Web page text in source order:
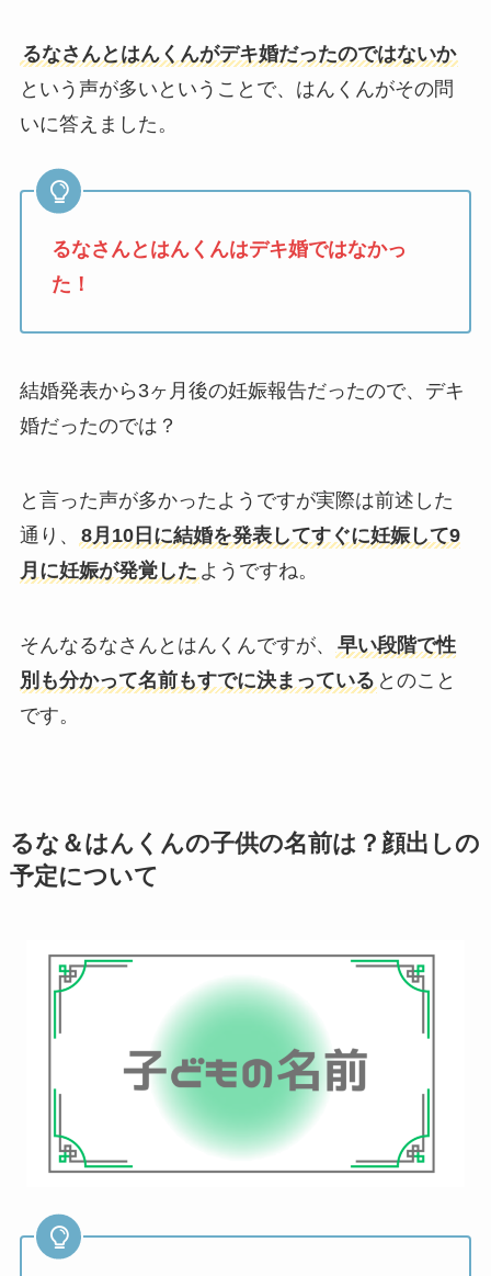
るなさんとはんくんがデキ婚だったのではないか
という声が多いということで、はんくんがその問
いに答えました。
るなさんとはんくんはデキ婚ではなかっ
た！
結婚発表から3ヶ月後の妊娠報告だったので、デキ
婚だったのでは？
と言った声が多かったようですが実際は前述した
通り、
8月10日に結婚を発表してすぐに妊娠して9
月に妊娠が発覚した ようですね。
そんなるなさんとはんくんですが、
早い段階で性
別も分かって名前もすでに決まっている とのこと
です。
るな＆はんくんの子供の名前は？顔出しの
予定について